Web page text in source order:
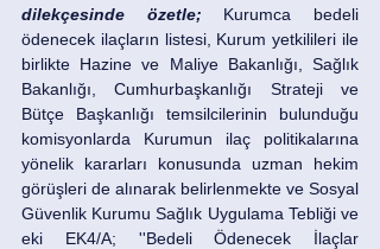
dilekçesinde özetle; Kurumca bedeli
ödenecek ilaçların listesi, Kurum yetkilileri ile
birlikte Hazine ve Maliye Bakanlığı, Sağlık
Bakanlığı, Cumhurbaşkanlığı Strateji ve
Bütçe Başkanlığı temsilcilerinin bulunduğu
komisyonlarda Kurumun ilaç politikalarına
yönelik kararları konusunda uzman hekim
görüşleri de alınarak belirlenmekte ve Sosyal
Güvenlik Kurumu Sağlık Uygulama Tebliği ve
eki EK4/A; ''Bedeli Ödenecek İlaçlar